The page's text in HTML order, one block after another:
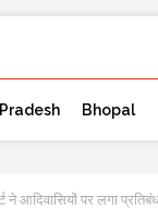
Bhopal
ने आदिवासियों पर लगा